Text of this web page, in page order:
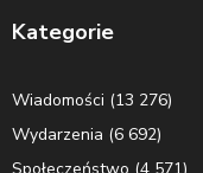
Kategorie
Wiadomości (13 276)
Wydarzenia (6 692)